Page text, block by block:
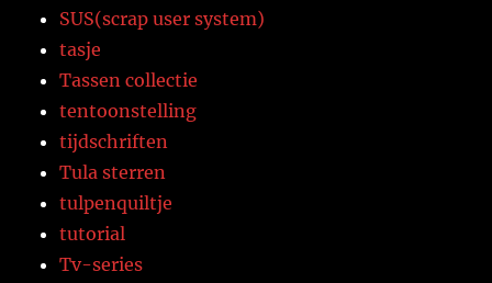
SUS(scrap user system)
tasje
Tassen collectie
tentoonstelling
tijdschriften
Tula sterren
tulpenquiltje
tutorial
Tv-series